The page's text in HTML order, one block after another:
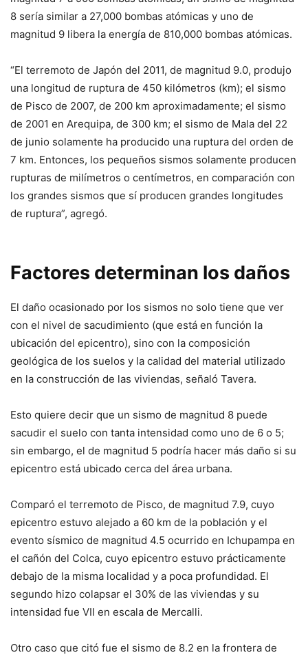
8 sería similar a 27,000 bombas atómicas y uno de
magnitud 9 libera la energía de 810,000 bombas atómicas.
“El terremoto de Japón del 2011, de magnitud 9.0, produjo
una longitud de ruptura de 450 kilómetros (km); el sismo
de Pisco de 2007, de 200 km aproximadamente; el sismo
de 2001 en Arequipa, de 300 km; el sismo de Mala del 22
de junio solamente ha producido una ruptura del orden de
7 km. Entonces, los pequeños sismos solamente producen
rupturas de milímetros o centímetros, en comparación con
los grandes sismos que sí producen grandes longitudes
de ruptura”, agregó.
Factores determinan los daños
El daño ocasionado por los sismos no solo tiene que ver
con el nivel de sacudimiento (que está en función la
ubicación del epicentro), sino con la composición
geológica de los suelos y la calidad del material utilizado
en la construcción de las viviendas, señaló Tavera.
Esto quiere decir que un sismo de magnitud 8 puede
sacudir el suelo con tanta intensidad como uno de 6 o 5;
sin embargo, el de magnitud 5 podría hacer más daño si su
epicentro está ubicado cerca del área urbana.
Comparó el terremoto de Pisco, de magnitud 7.9, cuyo
epicentro estuvo alejado a 60 km de la población y el
evento sísmico de magnitud 4.5 ocurrido en Ichupampa en
el cañón del Colca, cuyo epicentro estuvo prácticamente
debajo de la misma localidad y a poca profundidad. El
segundo hizo colapsar el 30% de las viviendas y su
intensidad fue VII en escala de Mercalli.
Otro caso que citó fue el sismo de 8.2 en la frontera de